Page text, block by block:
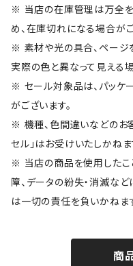
※ 当店の在庫管理は万全を
め、在庫切れになる場合がご
※ 素材や光の具合、ページ
実際の色と異なって見える
※ セール対象品は、パッケ
がございます。
※ 機種、色間違いなどのお客
セル」はお受けいたしかねま
※ 当店の商品を使用したこ
障、データの紛失・消滅な
は一切の責任を負いかねま
商